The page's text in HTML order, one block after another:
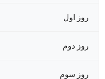
روز اول
روز دوم
روز سوم